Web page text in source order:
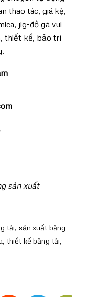
thao tác, giá kệ,
jig-đồ gá vui
thiết kế, bảo trì
sản xuất
tải, sản xuất băng
, thiết kế băng tải,